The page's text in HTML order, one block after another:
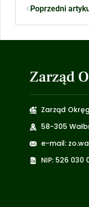
Poprzedni
Zarząd
Zarząd
58-305
e-mail:
NIP: 526 030